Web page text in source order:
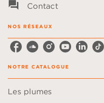
question_answer Contact
NOS RÉSEAUX
NOTRE CATALOGUE
Les plumes